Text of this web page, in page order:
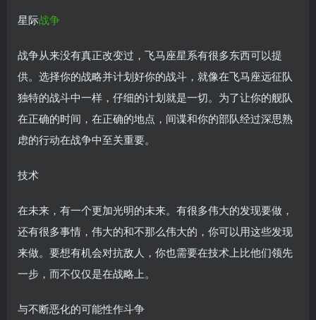
星际战争
战争从来没有真正改变过，飞马座星系有很多东西可以提
供。选择你的战略并计划好你的战斗，就像在飞马座远征队
独特的战斗中一样，仔细的计划就是一切。为了让你的舰队
在正确的时间，在正确的地点，间谍和你的部队经过深思熟
虑的行动在战争中至关重要。
技术
在未来，有一个更加光明的未来。有很多伟大的发现要做，
还有很多事情，伟大的和不那么伟大的，你可以用这些发现
来做。要想有机会对抗敌人，你也需要在技术上比他们领先
一步，而不仅仅是在战略上。
与不断恶化的可能性作斗争